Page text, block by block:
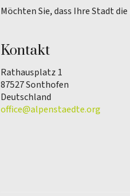
Möchten Sie, dass Ihre Stadt
Kontakt
Rathausplatz 1
87527 Sonthofen
Deutschland
office@alpenstaedte.org